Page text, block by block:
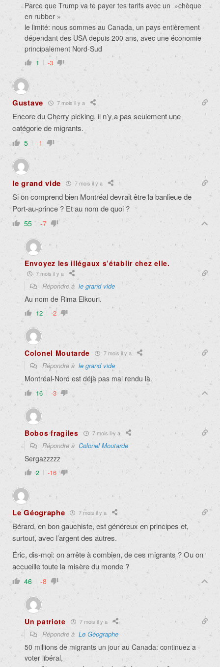
Parce que Trump va te payer tes tarifs avec un »chèque
en rubber »
le limité: nous sommes au Canada, un pays entièrement
dépendant des USA depuis 200 ans, avec une économie
principalement Nord-Sud
1 -3
Gustave 7 mois il y a
Encore du Cherry picking, il n’y a pas seulement une
catégorie de migrants.
5 -1
le grand vide 7 mois il y a
Si on comprend bien Montréal devrait être la banlieue de
Port-au-prince ? Et au nom de quoi ?
55 -7
Envoyez les illégaux s’établir chez elle.
7 mois il y a
Répondre à le grand vide
Au nom de Rima Elkouri.
12 -2
Colonel Moutarde 7 mois il y a
Répondre à le grand vide
Montréal-Nord est déjà pas mal rendu là.
16 -3
Bobos fragiles 7 mois il y a
Répondre à Colonel Moutarde
Sergazzzzz
2 -16
Le Géographe 7 mois il y a
Bérard, en bon gauchiste, est généreux en principes et,
surtout, avec l’argent des autres.
Éric, dis-moi: on arrête à combien, de ces migrants ? Ou on
accueille toute la misère du monde ?
46 -8
Un patriote 7 mois il y a
Répondre à Le Géographe
50 millions de migrants un jour au Canada: continuez a
voter libéral,